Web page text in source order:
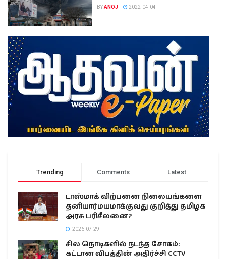
BYANOJ 2022-04-04
Trending Comments Latest
டாஸ்மாக் விற்பனை நிலையங்களை
தனியார்மயமாக்குவது குறித்து தமிழக
அரசு பரிசீலனை?
2026-07-29
சில நொடிகளில் நடந்த சோகம்:
கட்டான விபத்தின் அதிர்ச்சி CCTV